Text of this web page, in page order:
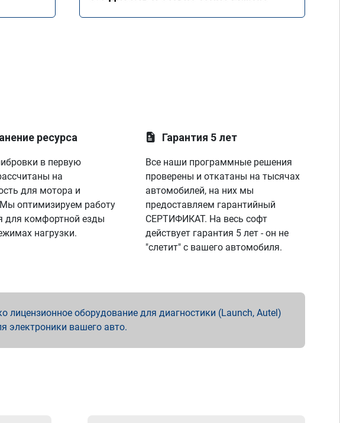
ресурса
в первую
на
для мотора и
оптимизируем работу
для комфортной езды
нагрузки.
Гарантия 5 лет
Все наши программные решения
проверены и откатаны на тысячах
автомобилей, на них мы
предоставляем гарантийный
СЕРТИФИКАТ. На весь софт
действует гарантия 5 лет - он не
"слетит" с вашего автомобиля.
оборудование для диагностики (Launch, Autel)
электроники вашего авто.